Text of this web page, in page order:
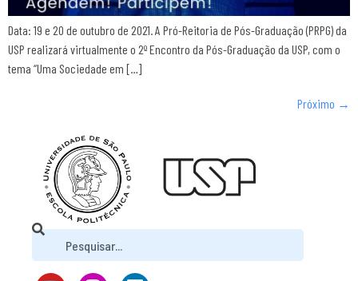
Data: 19 e 20 de outubro de 2021. A Pró-Reitoria de Pós-Graduação (PRPG) da
USP realizará virtualmente o 2º Encontro da Pós-Graduação da USP, com o
tema “Uma Sociedade em […]
Próximo →